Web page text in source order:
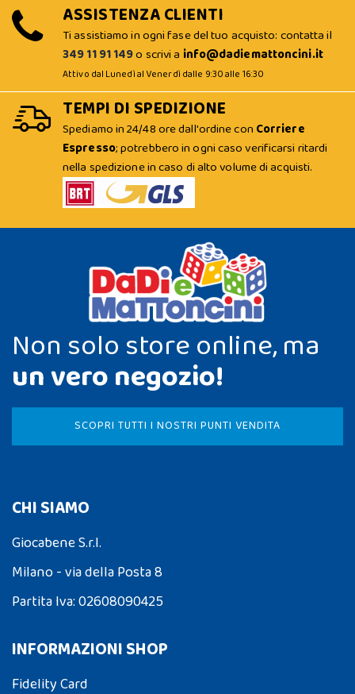
ASSISTENZA CLIENTI
Ti assistiamo in ogni fase del tuo acquisto: contatta il
349 11 91 149o scrivi a info@dadiemattoncini.it
Attivo dal Lunedì al Venerdì dalle 9:30 alle 16:30
TEMPI DI SPEDIZIONE
Spediamo in 24/48 ore dall'ordine con Corriere
Espresso; potrebbero in ogni caso verificarsi ritardi
nella spedizione in caso di alto volume di acquisti.
Non solo store online, ma
un vero negozio!
SCOPRI TUTTI I NOSTRI PUNTI VENDITA
CHI SIAMO
Giocabene S.r.l.
Milano - via della Posta 8
Partita Iva: 02608090425
INFORMAZIONI SHOP
Fidelity Card